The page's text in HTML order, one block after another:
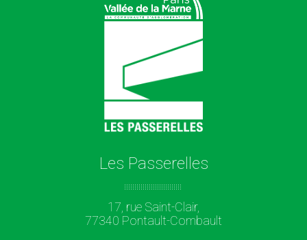
Les Passerelles
17, rue Saint-Clair,
77340 Pontault-Combault